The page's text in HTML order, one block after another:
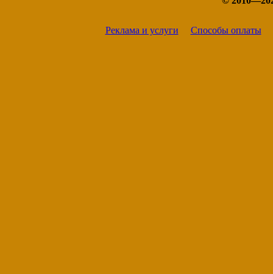
Реклама и услуги Способы оплаты